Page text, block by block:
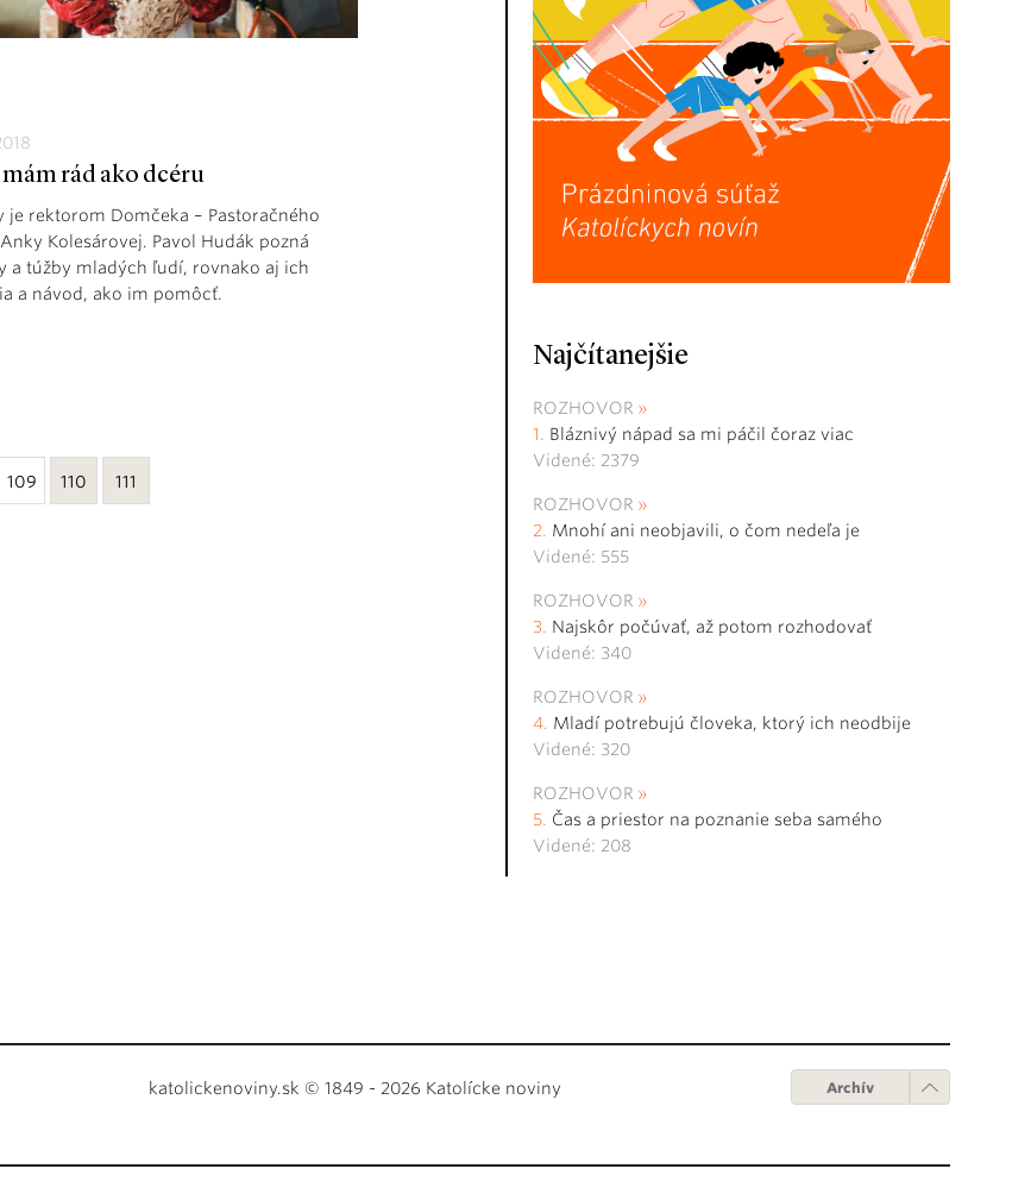
rád ako dcéru
je rektorom Domčeka – Pastoračného
Kolesárovej. Pavol Hudák pozná
a túžby mladých ľudí, rovnako aj ich
a návod, ako im pomôcť.
109 110 111
Najčítanejšie
ROZHOVOR
Bláznivý nápad sa mi páčil čoraz viac
Videné: 2379
ROZHOVOR
Mnohí ani neobjavili, o čom nedeľa je
Videné: 555
ROZHOVOR
Najskôr počúvať, až potom rozhodovať
Videné: 340
ROZHOVOR
Mladí potrebujú človeka, ktorý ich neodbije
Videné: 320
ROZHOVOR
Čas a priestor na poznanie seba samého
Videné: 208
katolickenoviny.sk © 1849 - 2026 Katolícke noviny Archív